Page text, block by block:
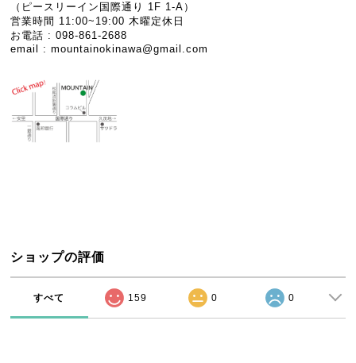
（ピースリーイン国際通り 1F 1-A）
営業時間 11:00~19:00 木曜定休日
お電話 : 098-861-2688
email :mountainokinawa@gmail.com
ショップの評価
すべて 159 0 0